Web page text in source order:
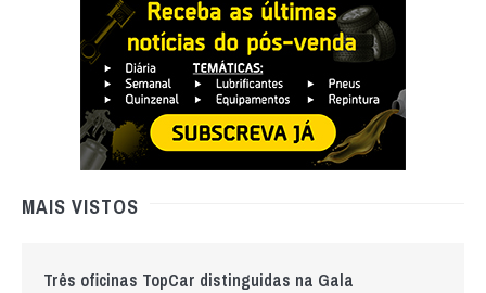
MAIS VISTOS
Três oficinas TopCar distinguidas na Gala